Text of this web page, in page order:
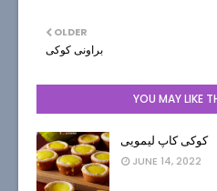
OLDER
براونی کوکی
YOU MAY LIKE
کوکی کاپ لیمویی
JUNE 14, 2022